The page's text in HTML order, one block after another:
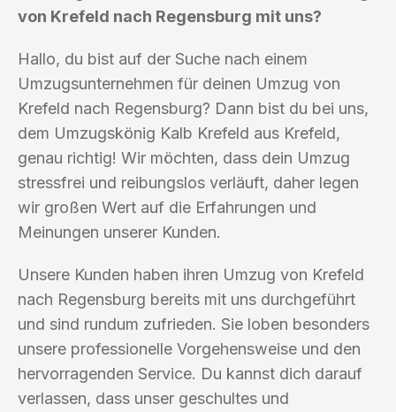
von Krefeld nach Regensburg mit uns?
Hallo, du bist auf der Suche nach einem
Umzugsunternehmen für deinen Umzug von
Krefeld nach Regensburg? Dann bist du bei uns,
dem Umzugskönig Kalb Krefeld aus Krefeld,
genau richtig! Wir möchten, dass dein Umzug
stressfrei und reibungslos verläuft, daher legen
wir großen Wert auf die Erfahrungen und
Meinungen unserer Kunden.
Unsere Kunden haben ihren Umzug von Krefeld
nach Regensburg bereits mit uns durchgeführt
und sind rundum zufrieden. Sie loben besonders
unsere professionelle Vorgehensweise und den
hervorragenden Service. Du kannst dich darauf
verlassen, dass unser geschultes und